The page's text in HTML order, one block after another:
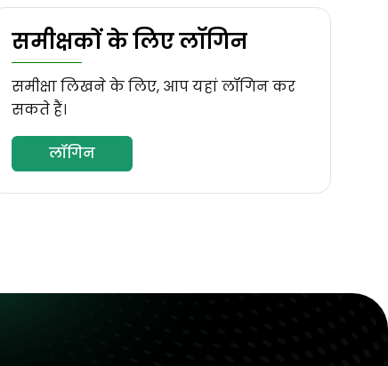
समीक्षकों के लिए लॉगिन
समीक्षा लिखने के लिए, आप यहां लॉगिन कर
सकते हैं।
लॉगिन